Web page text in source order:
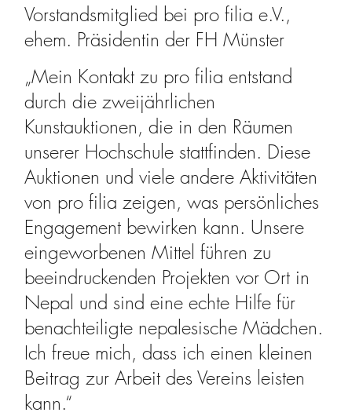
Vorstandsmitglied bei pro filia e.V.,
ehem. Präsidentin der FH Münster
„Mein Kontakt zu pro filia entstand
durch die zweijährlichen
Kunstauktionen, die in den Räumen
unserer Hochschule stattfinden. Diese
Auktionen und viele andere Aktivitäten
von pro filia zeigen, was persönliches
Engagement bewirken kann. Unsere
eingeworbenen Mittel führen zu
beeindruckenden Projekten vor Ort in
Nepal und sind eine echte Hilfe für
benachteiligte nepalesische Mädchen.
Ich freue mich, dass ich einen kleinen
Beitrag zur Arbeit des Vereins leisten
kann.“